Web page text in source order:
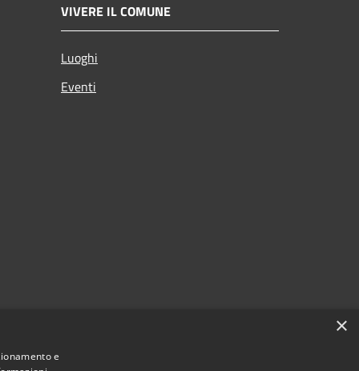
VIVERE IL COMUNE
Luoghi
Eventi
×
e